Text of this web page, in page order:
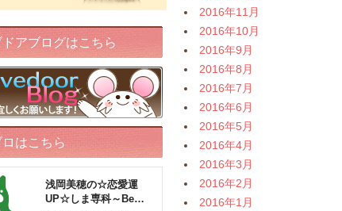
2016年11月
2016年10月
2016年9月
2016年8月
2016年7月
2016年6月
2016年5月
2016年4月
2016年3月
2016年2月
2016年1月
アブログはこちら
はこちら